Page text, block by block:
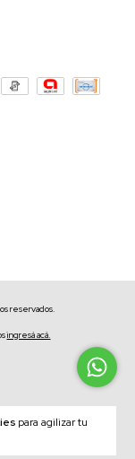
para agilizar tu
reservados.
ingresá acá.